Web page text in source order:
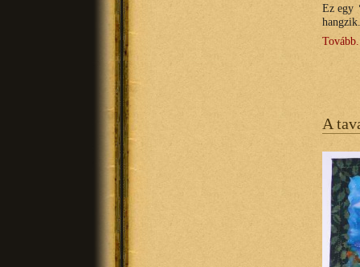
Ez egy
hangzik.
A